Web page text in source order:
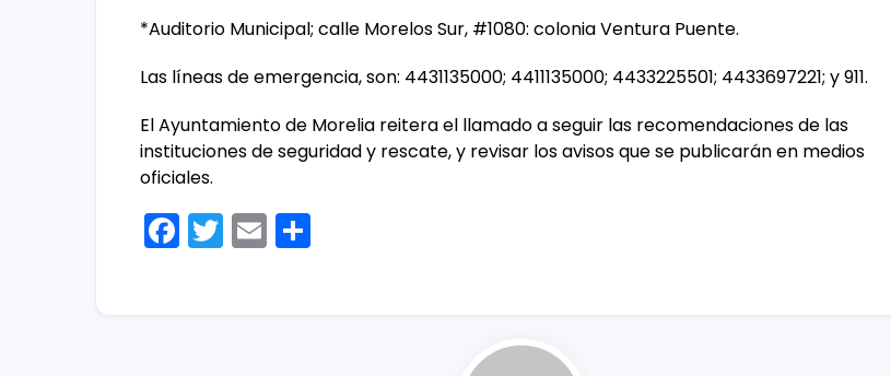
*Auditorio Municipal; calle Morelos Sur, #1080: colonia Ventura Puente.
Las líneas de emergencia, son: 4431135000; 4411135000; 4433225501; 4433697221; y 911.
El Ayuntamiento de Morelia reitera el llamado a seguir las recomendaciones de las
instituciones de seguridad y rescate, y revisar los avisos que se publicarán en medios
oficiales.
F
a
T
w
E
m